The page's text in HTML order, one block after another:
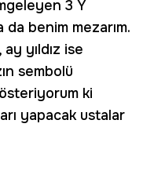
3 Y
benim mezarım.
yıldız ise
sembolü
ki
yapacak ustalar